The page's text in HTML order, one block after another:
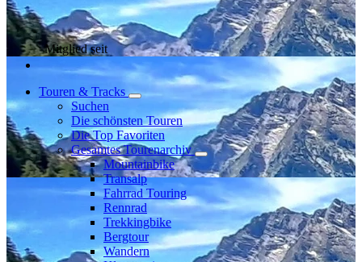
Mitglied seit
Touren & Tracks
Suchen
Die schönsten Touren
Die Top Favoriten
Gesamtes Tourenarchiv
Mountainbike
Transalp
Fahrrad Touring
Rennrad
Trekkingbike
Bergtour
Wandern